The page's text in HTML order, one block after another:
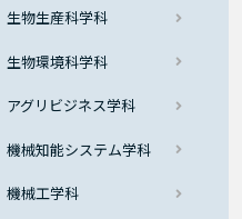
物生産科学科
物環境科学科
グリビジネス学科
械知能システム学科
械工学科